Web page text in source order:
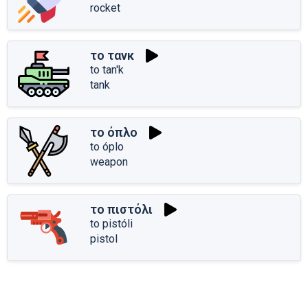
rocket
το τανκ
to tan'k
tank
το όπλο
to óplo
weapon
το πιστόλι
to pistóli
pistol